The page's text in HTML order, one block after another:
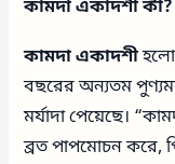
কামদা একাদশী কী?
কামদা একাদশীহলো
বছরের অন্যতম পুণ্যময়
মর্যাদা পেয়েছে।
ব্রত পাপমোচন করে,